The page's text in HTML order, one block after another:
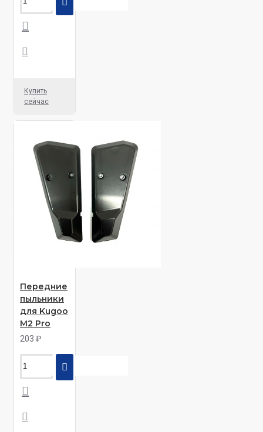
Купить
сейчас
Передние
пыльники
для Kugoo
M2 Pro
203 ₽